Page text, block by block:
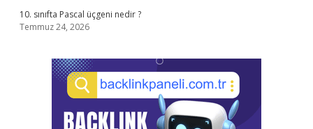
10. sınıfta Pascal üçgeni nedir ?
Temmuz 24, 2026